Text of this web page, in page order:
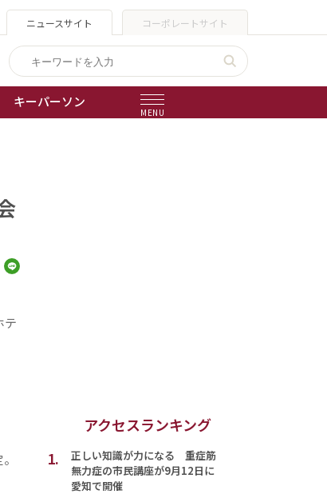
ニュースサイト コーポレートサイト
キーパーソン
MENU
テ
アクセスランキング
1.
正しい知識が力になる 重症筋
無力症の市民講座が9月12日に
愛知で開催